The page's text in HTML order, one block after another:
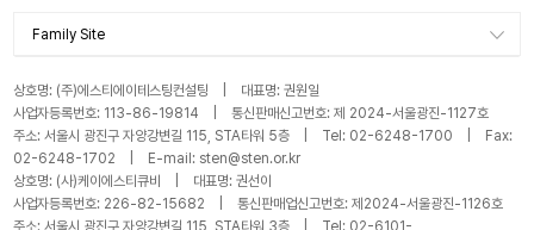
Family Site
KSTQB
STA 블로그
KSTQB 블로그
STAY
상호명: (주)에스티에이테스팅컨설팅 | 대표명: 권원일
사업자등록번호: 113-86-19814 | 통신판매신고번호: 제 2024-서울광진-1127호
주소: 서울시 광진구 자양강변길 115, STA타워 5층 | Tel: 02-6248-1700 | Fax:
02-6248-1702 | E-mail: sten@sten.or.kr
상호명: (사)케이에스티큐비 | 대표명: 권선이
사업자등록번호: 226-82-15682 | 통신판매업신고번호: 제2024-서울광진-1126호
주소: 서울시 광진구 자양강변길 115, STA타워 3층 | Tel: 02-6101-